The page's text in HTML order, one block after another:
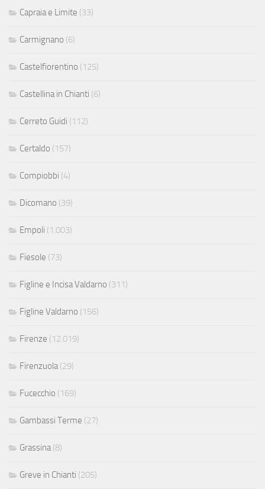
Capraia e Limite (33)
Carmignano (6)
Castelfiorentino (125)
Castellina in Chianti (6)
Cerreto Guidi (112)
Certaldo (157)
Compiobbi (4)
Dicomano (39)
Empoli (1.003)
Fiesole (73)
Figline e Incisa Valdarno (311)
Figline Valdarno (156)
Firenze (12.019)
Firenzuola(29)
Fucecchio (169)
Gambassi Terme (27)
Grassina(8)
Greve in Chianti (205)